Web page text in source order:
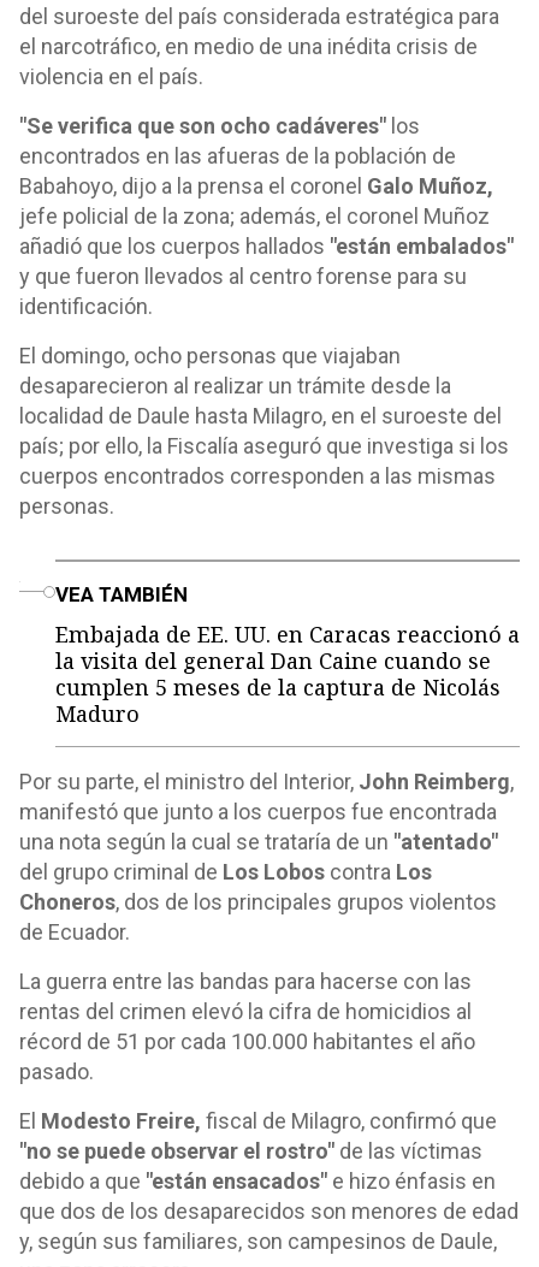
del suroeste del país considerada estratégica para
el narcotráfico, en medio de una inédita crisis de
violencia en el país.
"Se verifica que son ocho cadáveres" los
encontrados en las afueras de la población de
Babahoyo, dijo a la prensa el coronel Galo Muñoz,
jefe policial de la zona; además, el coronel Muñoz
añadió que los cuerpos hallados "están embalados"
y que fueron llevados al centro forense para su
identificación.
El domingo, ocho personas que viajaban
desaparecieron al realizar un trámite desde la
localidad de Daule hasta Milagro, en el suroeste del
país; por ello, la Fiscalía aseguró que investiga si los
cuerpos encontrados corresponden a las mismas
personas.
VEA TAMBIÉN
Embajada de EE. UU. en Caracas reaccionó a
la visita del general Dan Caine cuando se
cumplen 5 meses de la captura de Nicolás
Maduro
Por su parte, el ministro del Interior, John Reimberg,
manifestó que junto a los cuerpos fue encontrada
una nota según la cual se trataría de un "atentado"
del grupo criminal de Los Lobos contra Los
Choneros, dos de los principales grupos violentos
de Ecuador.
La guerra entre las bandas para hacerse con las
rentas del crimen elevó la cifra de homicidios al
récord de 51 por cada 100.000 habitantes el año
pasado.
El Modesto Freire, fiscal de Milagro, confirmó que
"no se puede observar el rostro" de las víctimas
debido a que "están ensacados" e hizo énfasis en
que dos de los desaparecidos son menores de edad
y, según sus familiares, son campesinos de Daule,